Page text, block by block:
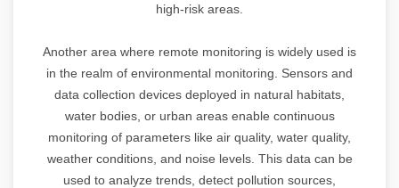
high-risk areas.
Another area where remote monitoring is widely used is
in the realm of environmental monitoring. Sensors and
data collection devices deployed in natural habitats,
water bodies, or urban areas enable continuous
monitoring of parameters like air quality, water quality,
weather conditions, and noise levels. This data can be
used to analyze trends, detect pollution sources,